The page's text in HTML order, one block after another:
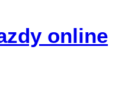
online